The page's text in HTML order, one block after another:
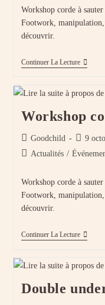
Workshop corde à
Footwork, manipulation,
découvrir.
Continuer La Lecture
Sauter
#3
Workshop
Auteur/autrice
de
Goodchild
publiée :
9
PostActualités /
Workshop corde à
Footwork, manipulation,
découvrir.
Continuer La Lecture
Sauter
#2
Double